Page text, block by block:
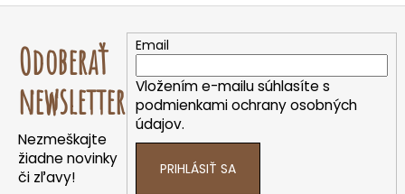
Z
Odoberať
newsletter
Nezmeškajte
žiadne novinky
či zľavy!
Email
Vložením e-mailu súhlasíte s
podmienkami ochrany osobných
údajov.
PRIHLÁSIŤ SA